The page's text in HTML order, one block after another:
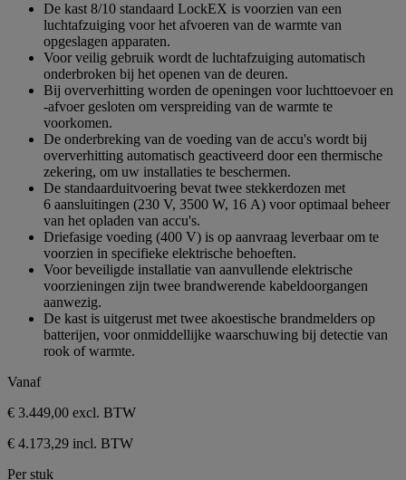
sterren.
De kast 8/10 standaard LockEX is voorzien van een
luchtafzuiging voor het afvoeren van de warmte van
opgeslagen apparaten.
Voor veilig gebruik wordt de luchtafzuiging automatisch
onderbroken bij het openen van de deuren.
Bij oververhitting worden de openingen voor luchttoevoer en
-afvoer gesloten om verspreiding van de warmte te
voorkomen.
De onderbreking van de voeding van de accu's wordt bij
oververhitting automatisch geactiveerd door een thermische
zekering, om uw installaties te beschermen.
De standaarduitvoering bevat twee stekkerdozen met
6 aansluitingen (230 V, 3500 W, 16 A) voor optimaal beheer
van het opladen van accu's.
Driefasige voeding (400 V) is op aanvraag leverbaar om te
voorzien in specifieke elektrische behoeften.
Voor beveiligde installatie van aanvullende elektrische
voorzieningen zijn twee brandwerende kabeldoorgangen
aanwezig.
De kast is uitgerust met twee akoestische brandmelders op
batterijen, voor onmiddellijke waarschuwing bij detectie van
rook of warmte.
Vanaf
€ 3.449,00 excl. BTW
€ 4.173,29 incl. BTW
Per stuk